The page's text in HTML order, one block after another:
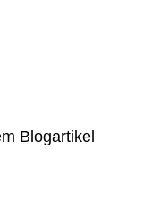
Blogartikel